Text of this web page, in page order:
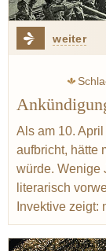
weiter
Zweig
Austern
Als am 10. April
aufbricht, hätte
würde. Wenige
literarisch
Invektive zeigt: